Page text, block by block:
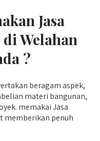
Jasa
Welahan
?
beragam aspek,
materi bangunan,
memakai Jasa
memberikan penuh